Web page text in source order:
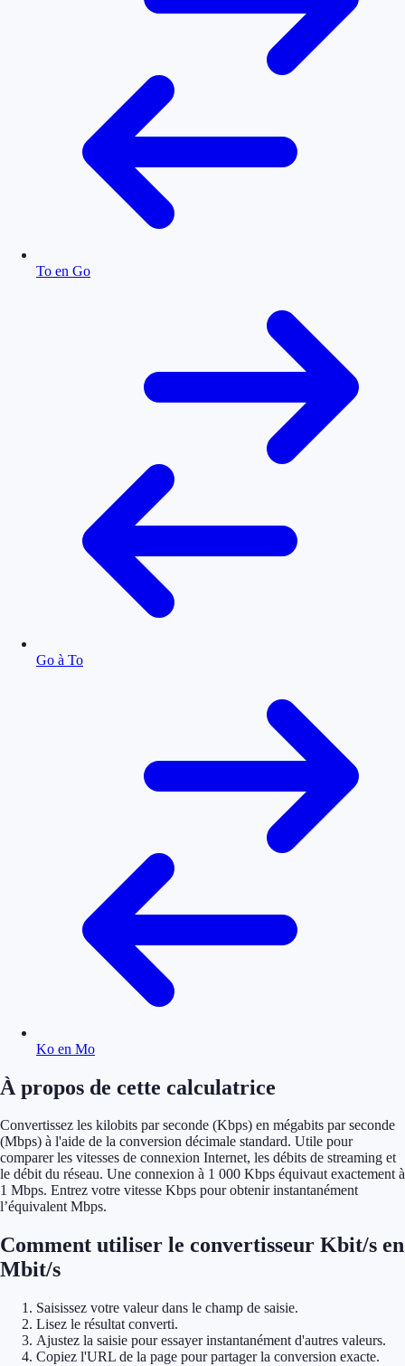
To en Go
Go à To
Ko en Mo
À propos de cette calculatrice
Convertissez les kilobits par seconde (Kbps) en mégabits par seconde
(Mbps) à l'aide de la conversion décimale standard. Utile pour
comparer les vitesses de connexion Internet, les débits de streaming et
le débit du réseau. Une connexion à 1 000 Kbps équivaut exactement à
1 Mbps. Entrez votre vitesse Kbps pour obtenir instantanément
l’équivalent Mbps.
Comment utiliser le convertisseur Kbit/s en
Mbit/s
Saisissez votre valeur dans le champ de saisie.
Lisez le résultat converti.
Ajustez la saisie pour essayer instantanément d'autres valeurs.
Copiez l'URL de la page pour partager la conversion exacte.